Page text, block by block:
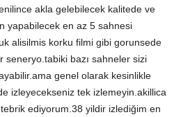
akla gelebilecek kalitede ve
yapabilecek en az 5 sahnesi
alisilmis korku filmi gibi gorunsede
seneryo.tabiki bazı sahneler sizi
genel olarak kesinlikle
izleyecekseniz tek izlemeyin.akillica
ediyorum.38 yildir izlediğim en